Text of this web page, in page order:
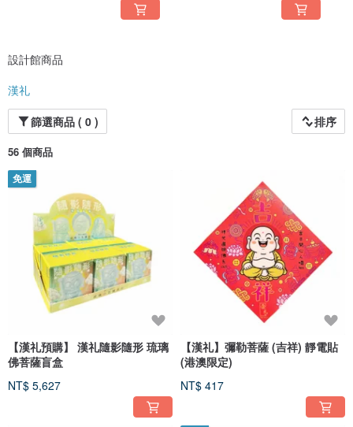
設計館商品
漢礼
篩選商品 ( 0 )
排序
56 個商品
免運
【漢礼預購】 漢礼隨影隨形 琉璃
佛菩薩盲盒
NT$ 5,627
【漢礼】彌勒菩薩 (吉祥) 靜電貼
(港澳限定)
NT$ 417